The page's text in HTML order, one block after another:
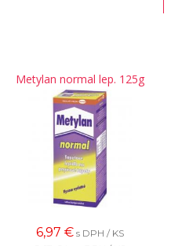
Metylan normal lep. 125g
6,97 € s DPH / KS